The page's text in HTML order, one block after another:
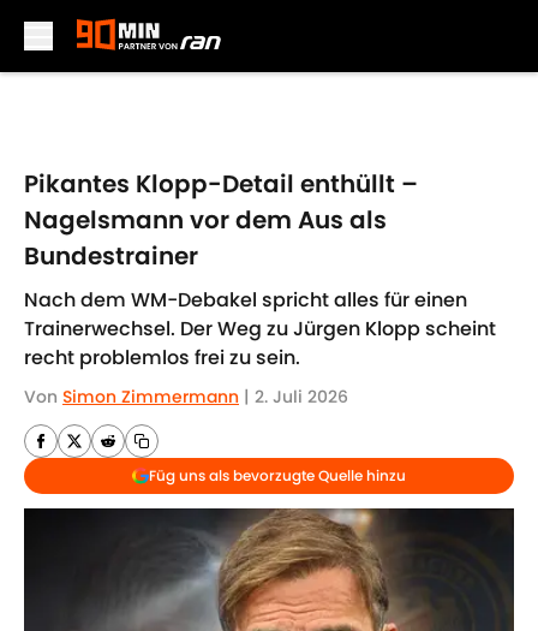
Pikantes Klopp-Detail enthüllt –
Nagelsmann vor dem Aus als
Bundestrainer
Nach dem WM-Debakel spricht alles für einen
Trainerwechsel. Der Weg zu Jürgen Klopp scheint
recht problemlos frei zu sein.
Von Simon Zimmermann | 2. Juli 2026
Füg uns als bevorzugte Quelle hinzu